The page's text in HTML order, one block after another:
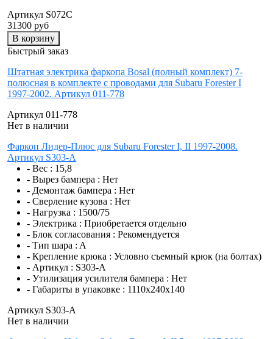
Артикул S072C
31300 руб
В корзину
Быстрый заказ
Штатная электрика фаркопа Bosal (полный комплект) 7-
полюсная в комплекте с проводами для Subaru Forester I
1997-2002. Артикул 011-778
Артикул 011-778
Нет в наличии
Фаркоп Лидер-Плюс для Subaru Forester I, II 1997-2008.
Артикул S303-A
- Вес : 15,8
- Вырез бампера : Нет
- Демонтаж бампера : Нет
- Сверление кузова : Нет
- Нагрузка : 1500/75
- Электрика : Приобретается отдельно
- Блок согласования : Рекомендуется
- Тип шара : A
- Крепление крюка : Условно съемный крюк (на болтах)
- Артикул : S303-A
- Утилизация усилителя бампера : Нет
- Габариты в упаковке : 1110x240x140
Артикул S303-A
Нет в наличии